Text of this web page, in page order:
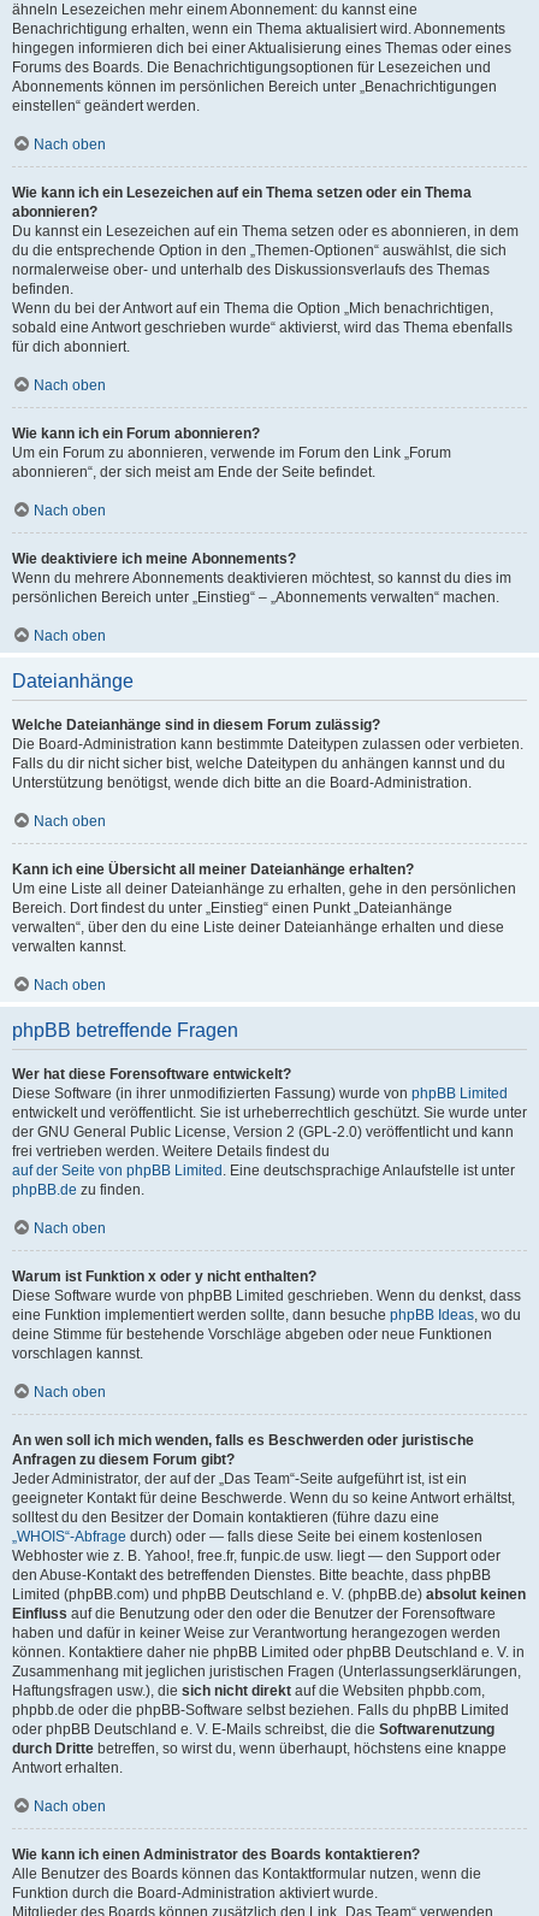
ähneln Lesezeichen mehr einem Abonnement: du kannst eine
Benachrichtigung erhalten, wenn ein Thema aktualisiert wird. Abonnements
hingegen informieren dich bei einer Aktualisierung eines Themas oder eines
Forums des Boards. Die Benachrichtigungsoptionen für Lesezeichen und
Abonnements können im persönlichen Bereich unter „Benachrichtigungen
einstellen“ geändert werden.
Nach oben
Wie kann ich ein Lesezeichen auf ein Thema setzen oder ein Thema
abonnieren?
Du kannst ein Lesezeichen auf ein Thema setzen oder es abonnieren, in dem
du die entsprechende Option in den „Themen-Optionen“ auswählst, die sich
normalerweise ober- und unterhalb des Diskussionsverlaufs des Themas
befinden.
Wenn du bei der Antwort auf ein Thema die Option „Mich benachrichtigen,
sobald eine Antwort geschrieben wurde“ aktivierst, wird das Thema ebenfalls
für dich abonniert.
Nach oben
Wie kann ich ein Forum abonnieren?
Um ein Forum zu abonnieren, verwende im Forum den Link „Forum
abonnieren“, der sich meist am Ende der Seite befindet.
Nach oben
Wie deaktiviere ich meine Abonnements?
Wenn du mehrere Abonnements deaktivieren möchtest, so kannst du dies im
persönlichen Bereich unter „Einstieg“ – „Abonnements verwalten“ machen.
Nach oben
Dateianhänge
Welche Dateianhänge sind in diesem Forum zulässig?
Die Board-Administration kann bestimmte Dateitypen zulassen oder verbieten.
Falls du dir nicht sicher bist, welche Dateitypen du anhängen kannst und du
Unterstützung benötigst, wende dich bitte an die Board-Administration.
Nach oben
Kann ich eine Übersicht all meiner Dateianhänge erhalten?
Um eine Liste all deiner Dateianhänge zu erhalten, gehe in den persönlichen
Bereich. Dort findest du unter „Einstieg“ einen Punkt „Dateianhänge
verwalten“, über den du eine Liste deiner Dateianhänge erhalten und diese
verwalten kannst.
Nach oben
phpBB betreffende Fragen
Wer hat diese Forensoftware entwickelt?
Diese Software (in ihrer unmodifizierten Fassung) wurde von phpBB Limited
entwickelt und veröffentlicht. Sie ist urheberrechtlich geschützt. Sie wurde unter
der GNU General Public License, Version 2 (GPL-2.0) veröffentlicht und kann
frei vertrieben werden. Weitere Details findest du
auf der Seite von phpBB Limited . Eine deutschsprachige Anlaufstelle ist unter
phpBB.de zu finden.
Nach oben
Warum ist Funktion x oder y nicht enthalten?
Diese Software wurde von phpBB Limited geschrieben. Wenn du denkst, dass
eine Funktion implementiert werden sollte, dann besuche phpBB Ideas, wo du
deine Stimme für bestehende Vorschläge abgeben oder neue Funktionen
vorschlagen kannst.
Nach oben
An wen soll ich mich wenden, falls es Beschwerden oder juristische
Anfragen zu diesem Forum gibt?
Jeder Administrator, der auf der „Das Team“-Seite aufgeführt ist, ist ein
geeigneter Kontakt für deine Beschwerde. Wenn du so keine Antwort erhältst,
solltest du den Besitzer der Domain kontaktieren (führe dazu eine
„WHOIS“-Abfrage durch) oder — falls diese Seite bei einem kostenlosen
Webhoster wie z. B. Yahoo!, free.fr, funpic.de usw. liegt — den Support oder
den Abuse-Kontakt des betreffenden Dienstes. Bitte beachte, dass phpBB
Limited (phpBB.com) und phpBB Deutschland e. V. (phpBB.de) absolut keinen
Einfluss auf die Benutzung oder den oder die Benutzer der Forensoftware
haben und dafür in keiner Weise zur Verantwortung herangezogen werden
können. Kontaktiere daher nie phpBB Limited oder phpBB Deutschland e. V. in
Zusammenhang mit jeglichen juristischen Fragen (Unterlassungserklärungen,
Haftungsfragen usw.), die sich nicht direkt auf die Websiten phpbb.com,
phpbb.de oder die phpBB-Software selbst beziehen. Falls du phpBB Limited
oder phpBB Deutschland e. V. E-Mails schreibst, die die Softwarenutzung
durch Dritte betreffen, so wirst du, wenn überhaupt, höchstens eine knappe
Antwort erhalten.
Nach oben
Wie kann ich einen Administrator des Boards kontaktieren?
Alle Benutzer des Boards können das Kontaktformular nutzen, wenn die
Funktion durch die Board-Administration aktiviert wurde.
Mitglieder des Boards können zusätzlich den Link „Das Team“ verwenden.